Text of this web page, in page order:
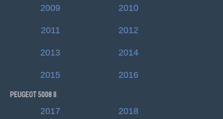
2009 2010
2011 2012
2013 2014
2015 2016
PEUGEOT 5008 II
2017 2018